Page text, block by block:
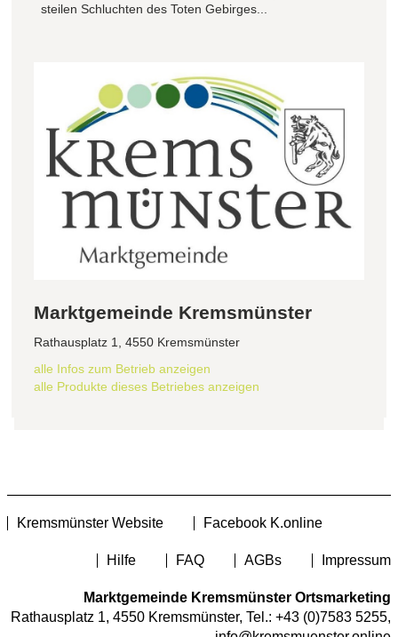
steilen Schluchten des Toten Gebirges...
Marktgemeinde Kremsmünster
Rathausplatz 1, 4550 Kremsmünster
alle Infos zum Betrieb anzeigen
alle Produkte dieses Betriebes anzeigen
Kremsmünster Website Facebook K.online
Hilfe FAQ AGBs Impressum
Marktgemeinde Kremsmünster Ortsmarketing
Rathausplatz 1, 4550 Kremsmünster, Tel.: +43 (0)7583 5255,